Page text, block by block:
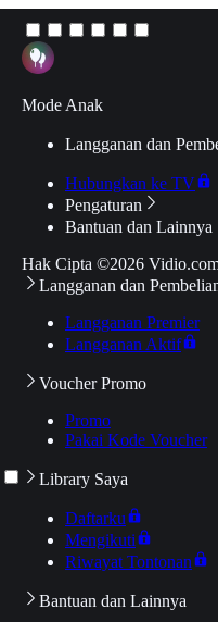
Mode Anak
Langganan dan
Hubungkan ke TV
Pengaturan
Bantuan dan Lainnya
Hak Cipta ©2026
Langganan dan
Langganan Premier
Langganan Aktif
Voucher Promo
Promo
Pakai Kode Voucher
Library Saya
Daftarku
Mengikuti
Riwayat Tontonan
Bantuan dan Lainnya